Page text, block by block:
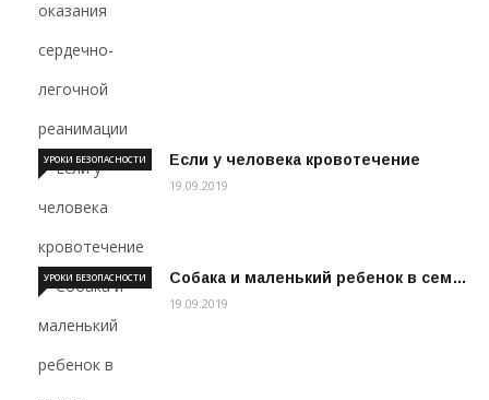
Если у человека кровотечение
УРОКИ БЕЗОПАСНОСТИ
19.09.2019
Собака и маленький ребенок в сем…
УРОКИ БЕЗОПАСНОСТИ
19.09.2019